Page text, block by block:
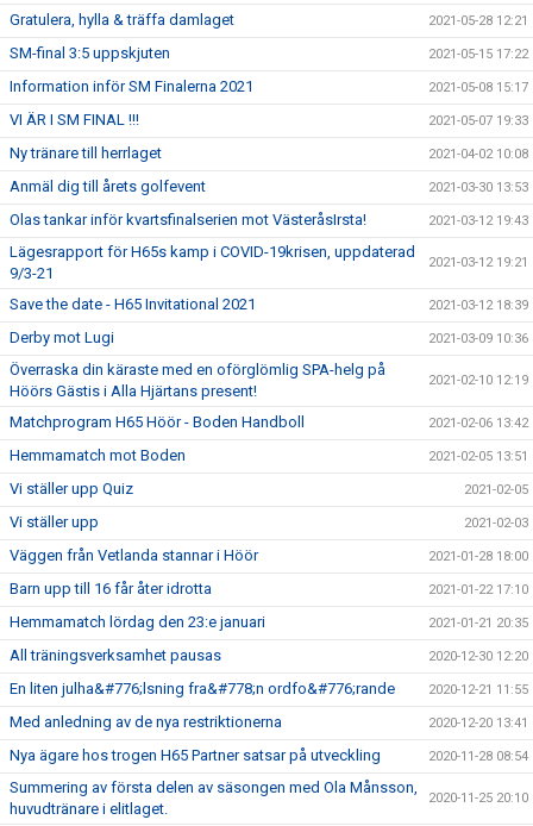
Gratulera, hylla & träffa damlaget 2021-05-28 12:21
SM-final 3:5 uppskjuten 2021-05-15 17:22
Information inför SM Finalerna 2021 2021-05-08 15:17
VI ÄR I SM FINAL !!! 2021-05-07 19:33
Ny tränare till herrlaget 2021-04-02 10:08
Anmäl dig till årets golfevent 2021-03-30 13:53
Olas tankar inför kvartsfinalserien mot VästeråsIrsta! 2021-03-12 19:43
Lägesrapport för H65s kamp i COVID-19krisen, uppdaterad
9/3-21
2021-03-12 19:21
Save the date - H65 Invitational 2021 2021-03-12 18:39
Derby mot Lugi 2021-03-09 10:36
Överraska din käraste med en oförglömlig SPA-helg på
Höörs Gästis i Alla Hjärtans present!
2021-02-10 12:19
Matchprogram H65 Höör - Boden Handboll 2021-02-06 13:42
Hemmamatch mot Boden 2021-02-05 13:51
Vi ställer upp Quiz 2021-02-05
Vi ställer upp 2021-02-03
Väggen från Vetlanda stannar i Höör 2021-01-28 18:00
Barn upp till 16 får åter idrotta 2021-01-22 17:10
Hemmamatch lördag den 23:e januari 2021-01-21 20:35
All träningsverksamhet pausas 2020-12-30 12:20
En liten julha&#776;lsning fra&#778;n ordfo&#776;rande 2020-12-21 11:55
Med anledning av de nya restriktionerna 2020-12-20 13:41
Nya ägare hos trogen H65 Partner satsar på utveckling 2020-11-28 08:54
Summering av första delen av säsongen med Ola Månsson,
huvudtränare i elitlaget.
2020-11-25 20:10